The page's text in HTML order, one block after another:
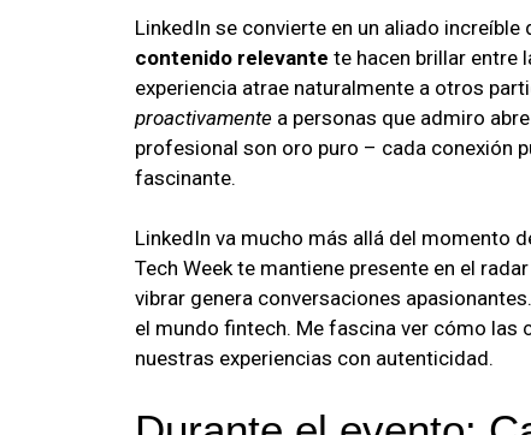
LinkedIn se convierte en un aliado increíble
contenido relevante te hacen brillar entre
experiencia atrae naturalmente a otros
proactivamente a personas que admiro
profesional son oro puro – cada conexión
fascinante.
LinkedIn va mucho más allá del momento
Tech Week te mantiene presente en el
vibrar genera conversaciones
el mundo fintech. Me fascina ver cómo
nuestras experiencias con autenticidad.